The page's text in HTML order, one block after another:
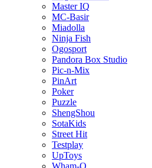
Master IQ
MC-Basir
Miadolla
Ninja Fish
Ogosport
Pandora Box Studio
Pic-n-Mix
PinArt
Poker
Puzzle
ShengShou
SotaKids
Street Hit
Testplay
UpToys